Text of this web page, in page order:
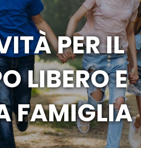
PER IL
LIBERO E
FAMIGLIA